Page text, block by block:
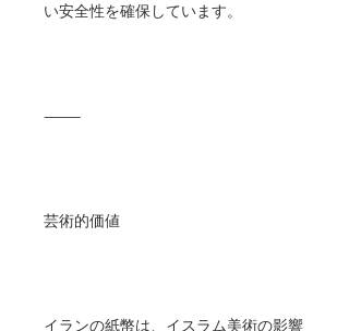
い安全性を確保しています。
⸻
芸術的価値
イランの紙幣は、イスラム美術の影響